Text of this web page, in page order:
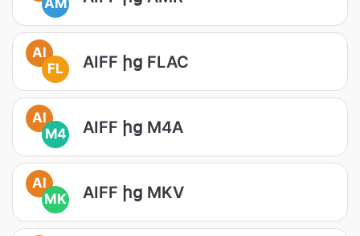
AM
AI
FL
AIFF ից FLAC
AI
M4
AIFF ից M4A
AI
MK
AIFF ից MKV